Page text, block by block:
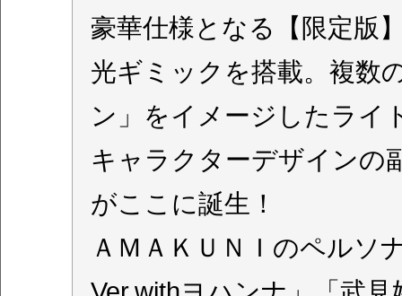
豪華仕様となる【限定版
光ギミックを搭載。複数
ン」をイメージしたライ
キャラクターデザインの
がここに誕生！
ＡＭＡＫＵＮＩのペルソ